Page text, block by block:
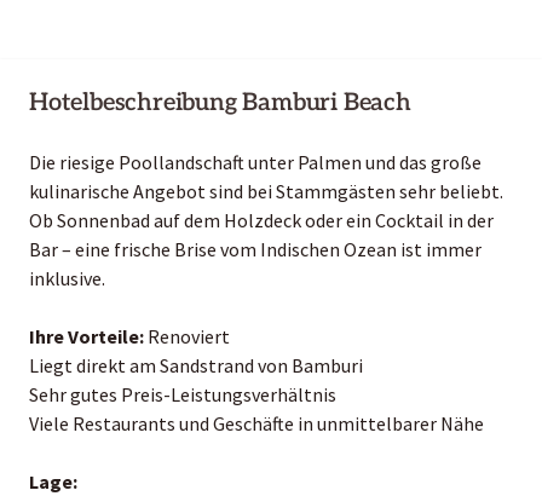
Hotelbeschreibung Bamburi Beach
Die riesige Poollandschaft unter Palmen und das große
kulinarische Angebot sind bei Stammgästen sehr beliebt.
Ob Sonnenbad auf dem Holzdeck oder ein Cocktail in der
Bar – eine frische Brise vom Indischen Ozean ist immer
inklusive.
Ihre Vorteile: Renoviert
Liegt direkt am Sandstrand von Bamburi
Sehr gutes Preis-Leistungsverhältnis
Viele Restaurants und Geschäfte in unmittelbarer Nähe
Lage: